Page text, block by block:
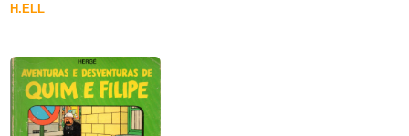
H.ELL